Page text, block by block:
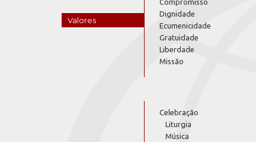
Valores
Compromisso
Dignidade
Ecumenicidade
Gratuidade
Liberdade
Missão
Celebração
Liturgia
Música